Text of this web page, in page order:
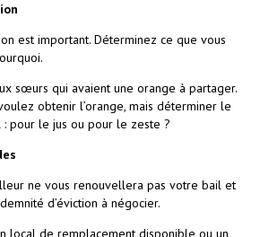
est important. Déterminez ce que vous
sœurs qui avaient une orange à partager.
obtenir l’orange, mais déterminer le
pour le jus ou pour le zeste ?
ne vous renouvellera pas votre bail et
d’éviction à négocier.
local de remplacement disponible ou un